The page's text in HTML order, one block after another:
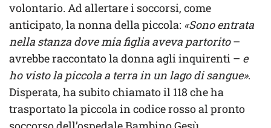
volontario. Ad allertare i soccorsi, come
anticipato, la nonna della piccola: «Sono entrata
nella stanza dove mia figlia aveva partorito–
avrebbe raccontato la donna agli inquirenti – e
ho visto la piccola a terra in un lago di sangue».
Disperata, ha subito chiamato il 118 che ha
trasportato la piccola in codice rosso al pronto